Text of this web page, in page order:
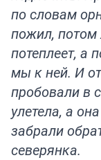
по словам
пожил, потом
потеплеет, а
мы к ней. И
пробовали в
улетела, а
забрали
северянка.